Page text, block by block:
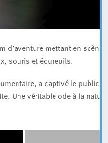
mettant en scène un
souris et écureuils.
a captivé le public en
Une véritable ode à la nature,